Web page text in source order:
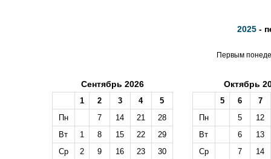
2025 -
Первым
Сентябрь 2026
1 2 3 4
5
Пн
7 14 21
28
Вт
1 8 15 22
29
Ср
2 9 16 23
30
Октябрь
5 6
7
Пн
5
12
Вт
6
13
Ср
7
14